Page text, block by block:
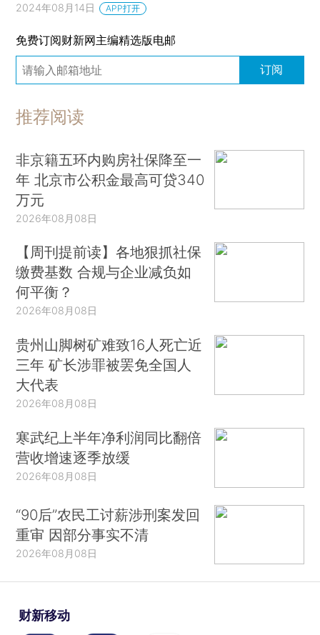
2024年08月14日 APP打开
免费订阅财新网主编精选版电邮
订阅
推荐阅读
非京籍五环内购房社保降至一
年 北京市公积金最高可贷340
万元
2026年08月08日
【周刊提前读】各地狠抓社保
缴费基数 合规与企业减负如
何平衡？
2026年08月08日
贵州山脚树矿难致16人死亡近
三年 矿长涉罪被罢免全国人
大代表
2026年08月08日
寒武纪上半年净利润同比翻倍
营收增速逐季放缓
2026年08月08日
“90后”农民工讨薪涉刑案发回
重审 因部分事实不清
2026年08月08日
财新移动